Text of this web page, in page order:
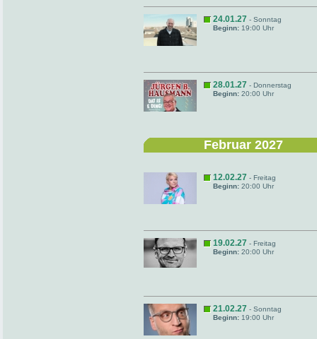
24.01.27 - Sonntag
Beginn: 19:00 Uhr
28.01.27 - Donnerstag
Beginn: 20:00 Uhr
Februar 2027
12.02.27 - Freitag
Beginn: 20:00 Uhr
19.02.27 - Freitag
Beginn: 20:00 Uhr
21.02.27 - Sonntag
Beginn: 19:00 Uhr